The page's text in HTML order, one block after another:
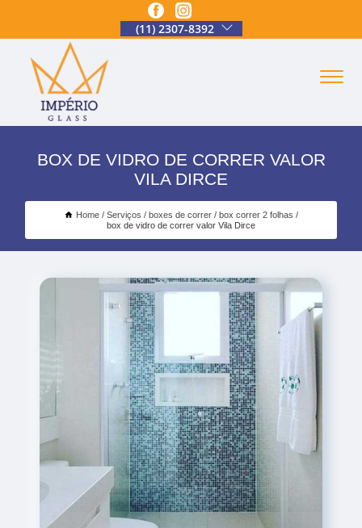
(11) 2307-8392
BOX DE VIDRO DE CORRER VALOR
VILA DIRCE
Home Serviços boxes de correr
box correr 2 folhas
box de vidro de correr valor Vila Dirce